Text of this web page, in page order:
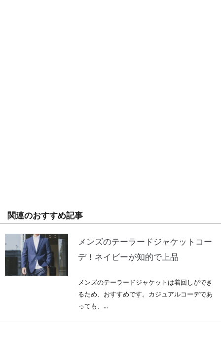
関連のおすすめ記事
メンズのテーラードジャケットコー
デ！ネイビーが知的で上品
メンズのテーラードジャケットは着回しができ
るため、おすすめです。カジュアルコーデであ
っても、...